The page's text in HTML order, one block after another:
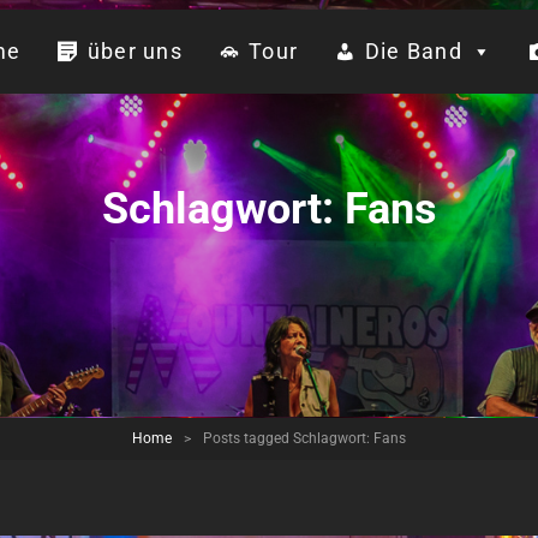
über uns Tour Die Band
Schlagwort:Fans
Home > Posts tagged Schlagwort: Fans